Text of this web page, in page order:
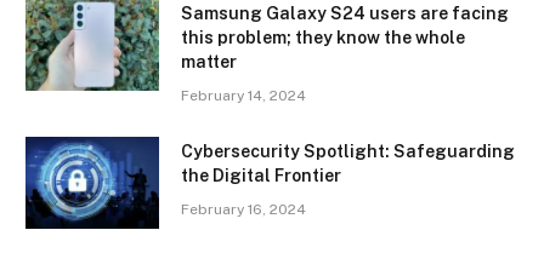
Samsung Galaxy S24 users are facing
this problem; they know the whole
matter
February 14, 2024
Cybersecurity Spotlight: Safeguarding
the Digital Frontier
February 16, 2024